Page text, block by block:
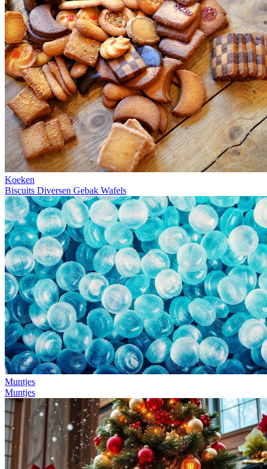
Koeken
Biscuits Diversen Gebak Wafels
Muntjes
Muntjes